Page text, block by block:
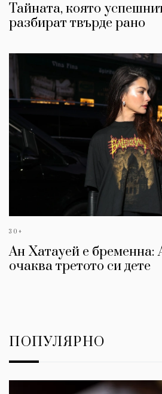
Тайната, която
разбират твърде рано
30+
Ан Хатауей е бременна:
очаква третото си дете
ПОПУЛЯРНО